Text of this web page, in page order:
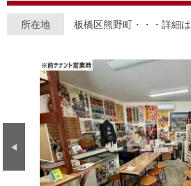
所在地 板橋区熊野町・・・詳細は
Previous